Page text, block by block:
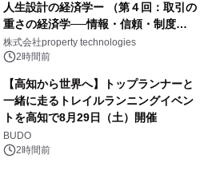
人生設計の経済学ー （第４回：取引の
重さの経済学──情報・信頼・制度を
PropTechはどう組み替えるか）｜
PropTech-Lab
株式会社property technologies
2時間前
【高知から世界へ】トップランナーと
一緒に走るトレイルランニングイベン
トを高知で8月29日（土）開催
BUDO
2時間前